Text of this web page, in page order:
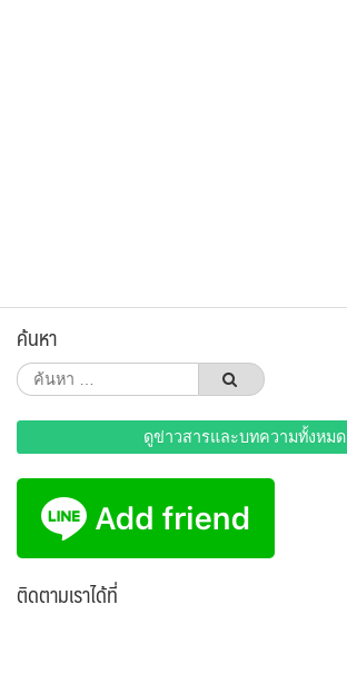
ค้นหา
ค้นหา
สำหรับ:
ดูข่าวสารและบทความทั้งหมด
ติดตามเราได้ที่